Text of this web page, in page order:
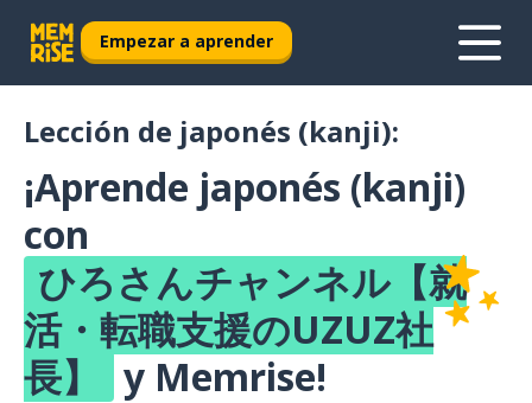
Empezar a aprender
Lección de japonés (kanji):
¡Aprende japonés (kanji)
con
ひろさんチャンネル【就
活・転職支援のUZUZ社
長】
y Memrise!